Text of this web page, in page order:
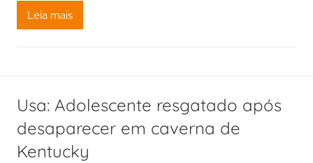
Leia mais
Usa: Adolescente resgatado após
desaparecer em caverna de
Kentucky